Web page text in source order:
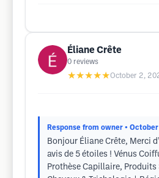
Éliane Crête
0 reviews
★★★★★October 2,
Response from owner •
Bonjour Éliane Crête, Merci
avis de 5 étoiles ! Vénus
Prothèse Capillaire, Produits